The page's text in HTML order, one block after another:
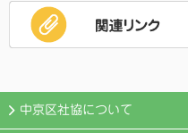
中京区社協について